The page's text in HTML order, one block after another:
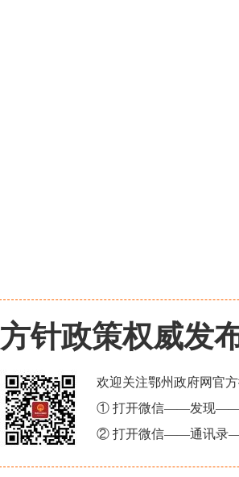
方针政策权威发
欢迎关注鄂州政府网官
① 打开微信——发现——
② 打开微信——通讯录